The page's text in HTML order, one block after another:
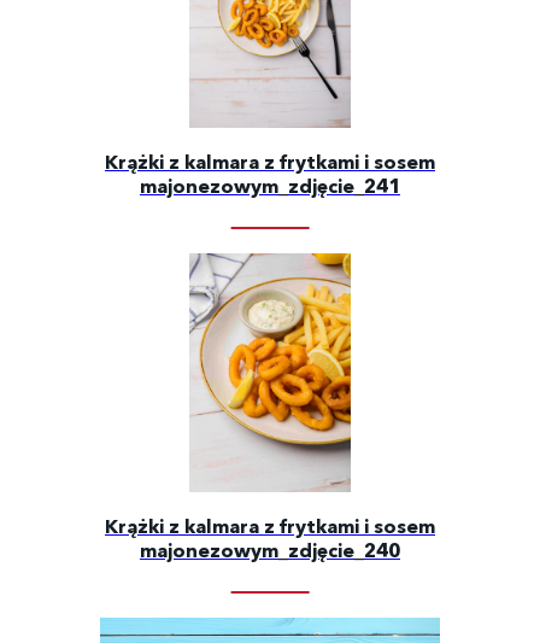
Krążki z kalmara z frytkami i sosem
majonezowym_zdjęcie_241
Krążki z kalmara z frytkami i sosem
majonezowym_zdjęcie_240